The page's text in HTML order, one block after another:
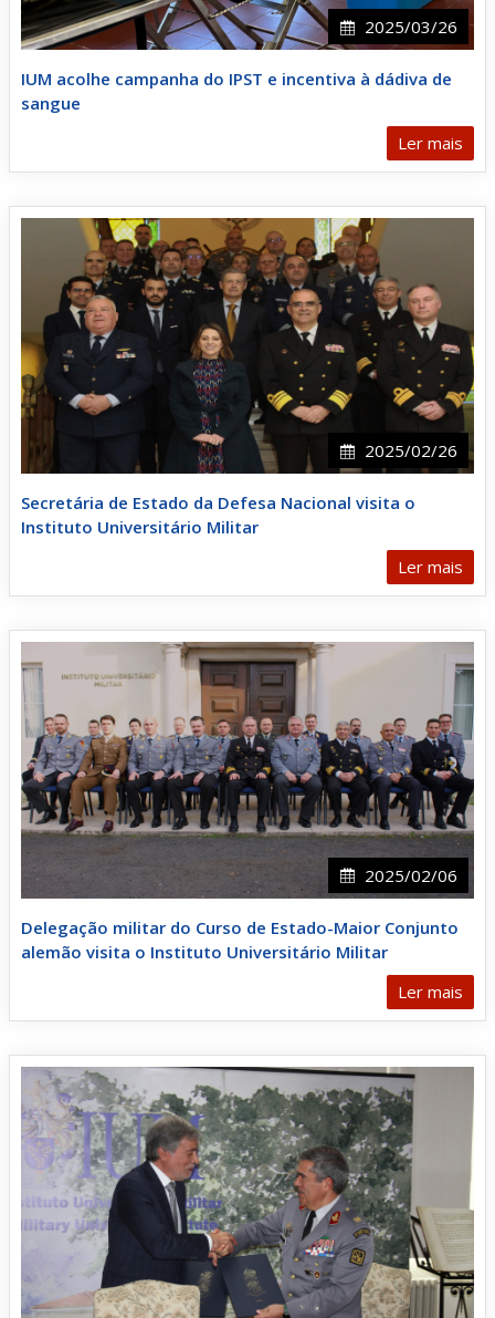
2025/03/26
IUM acolhe campanha do IPST e incentiva à dádiva de
sangue
Ler mais
2025/02/26
Secretária de Estado da Defesa Nacional visita o
Instituto Universitário Militar
Ler mais
2025/02/06
Delegação militar do Curso de Estado-Maior Conjunto
alemão visita o Instituto Universitário Militar
Ler mais